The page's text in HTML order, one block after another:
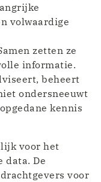
volwaardige
zetten ze
informatie.
beheert
ondersneeuwt
kennis
voor het
data. De
voor